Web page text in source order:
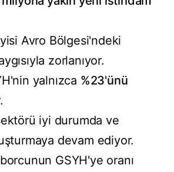
Avro Bölgesi'ndeki
zorlanıyor.
yalnızca %23'ünü
iyi durumda ve
devam ediyor.
GSYH'ye oranı